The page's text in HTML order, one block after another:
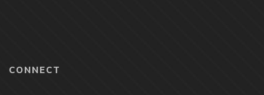
CONNECT